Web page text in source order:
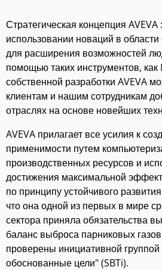
Стратегическая концепция AVEVA
использовании новаций в
для расширения возможностей
помощью таких инструментов,
собственной разработки AVEVA
клиентам и нашим сотрудникам
отраслях на основе новейших
AVEVA прилагает все усилия к
применимости путем
производственных ресурсов и
достижения максимальной
по принципу устойчивого
что она одной из первых в мире
сектора приняла обязательства
баланс выброса парниковых
проверены инициативной
обоснованные цели" (SBTi).